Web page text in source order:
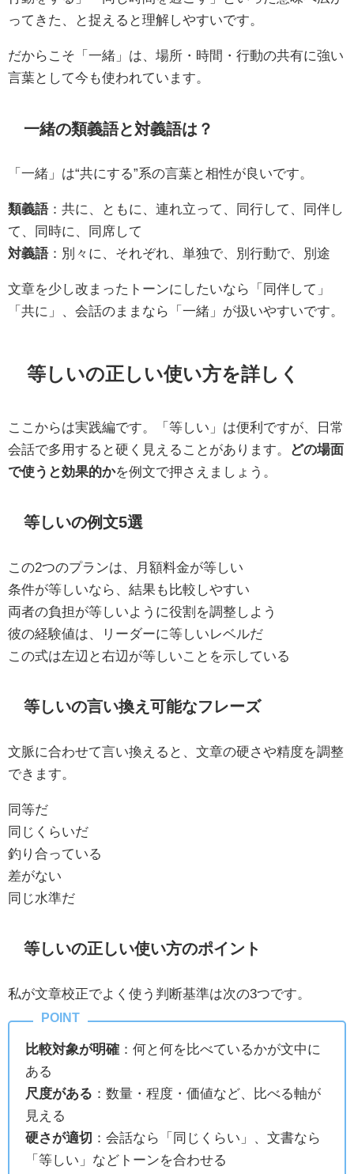
ってきた、と捉えると理解しやすいです。
だからこそ「一緒」は、場所・時間・行動の共有に強い
言葉として今も使われています。
一緒の類義語と対義語は？
「一緒」は“共にする”系の言葉と相性が良いです。
類義語：共に、ともに、連れ立って、同行して、同伴し
て、同時に、同席して
対義語：別々に、それぞれ、単独で、別行動で、別途
文章を少し改まったトーンにしたいなら「同伴して」
「共に」、会話のままなら「一緒」が扱いやすいです。
等しいの正しい使い方を詳しく
ここからは実践編です。「等しい」は便利ですが、日常
会話で多用すると硬く見えることがあります。
どの場面
で使うと効果的かを例文で押さえましょう。
等しいの例文5選
この2つのプランは、月額料金が等しい
条件が等しいなら、結果も比較しやすい
両者の負担が等しいように役割を調整しよう
彼の経験値は、リーダーに等しいレベルだ
この式は左辺と右辺が等しいことを示している
等しいの言い換え可能なフレーズ
文脈に合わせて言い換えると、文章の硬さや精度を調整
できます。
同等だ
同じくらいだ
釣り合っている
差がない
同じ水準だ
等しいの正しい使い方のポイント
私が文章校正でよく使う判断基準は次の3つです。
比較対象が明確 ：何と何を比べているかが文中に
ある
尺度がある ：数量・程度・価値など、比べる軸が
見える
硬さが適切 ：会話なら「同じくらい」、文書なら
「等しい」などトーンを合わせる